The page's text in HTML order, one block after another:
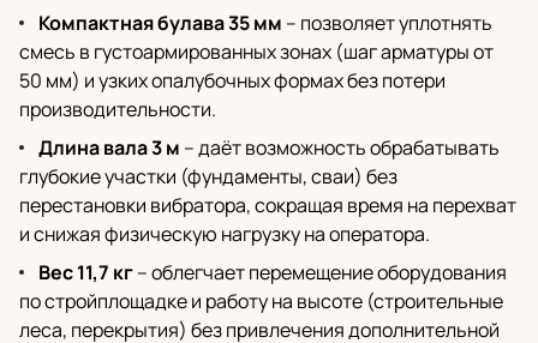
Компактная булава 35 мм – позволяет уплотнять
смесь в густоармированных зонах (шаг арматуры от
50 мм) и узких опалубочных формах без потери
производительности.
Длина вала 3 м – даёт возможность обрабатывать
глубокие участки (фундаменты, сваи) без
перестановки вибратора, сокращая время на перехват
и снижая физическую нагрузку на оператора.
Вес 11,7 кг– облегчает перемещение оборудования
по стройплощадке и работу на высоте (строительные
леса, перекрытия) без привлечения дополнительной